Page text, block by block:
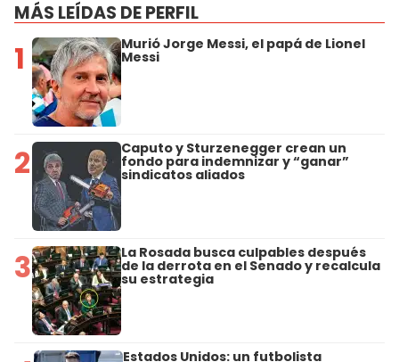
MÁS LEÍDAS DE PERFIL
1 Murió Jorge Messi, el papá de Lionel
Messi
2 Caputo y Sturzenegger crean un
fondo para indemnizar y “ganar”
sindicatos aliados
3 La Rosada busca culpables después
de la derrota en el Senado y recalcula
su estrategia
Estados Unidos: un futbolista